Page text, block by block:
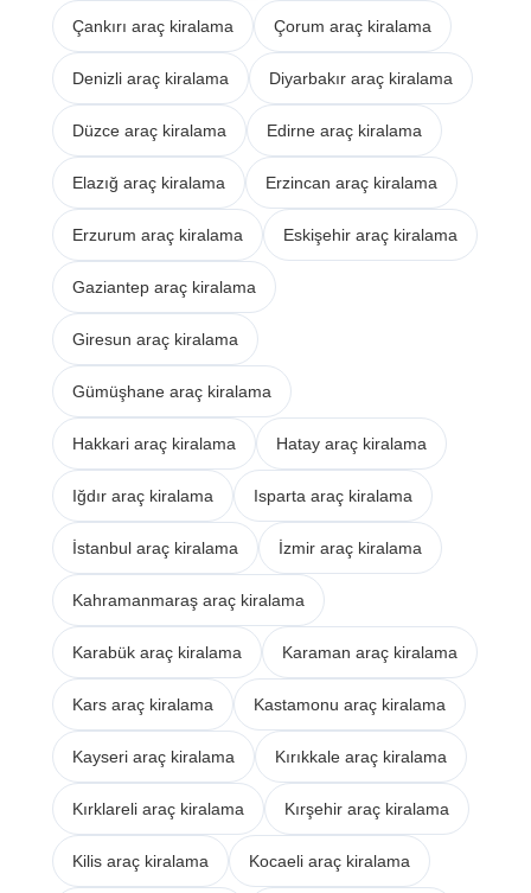
Çankırı araç kiralama Çorum araç kiralama
Denizli araç kiralama Diyarbakır araç kiralama
Düzce araç kiralama Edirne araç kiralama
Elazığ araç kiralama Erzincan araç kiralama
Erzurum araç kiralama Eskişehir araç kiralama
Gaziantep araç kiralama
Giresun araç kiralama
Gümüşhane araç kiralama
Hakkari araç kiralama Hatay araç kiralama
Iğdır araç kiralama Isparta araç kiralama
İstanbul araç kiralama İzmir araç kiralama
Kahramanmaraş araç kiralama
Karabük araç kiralama Karaman araç kiralama
Kars araç kiralama Kastamonu araç kiralama
Kayseri araç kiralama Kırıkkale araç kiralama
Kırklareli araç kiralama Kırşehir araç kiralama
Kilis araç kiralama Kocaeli araç kiralama